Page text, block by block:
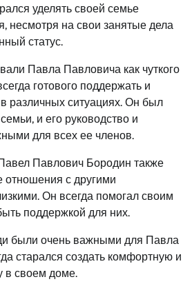
уделять своей семье
несмотря на свои занятые дела
статус.
Павла Павловича как чуткого
готового поддержать и
различных ситуациях. Он был
и его руководство и
для всех ее членов.
Павлович Бородин также
с другими
Он всегда помогал своим
поддержкой для них.
были очень важными для Павла
старался создать комфортную и
своем доме.